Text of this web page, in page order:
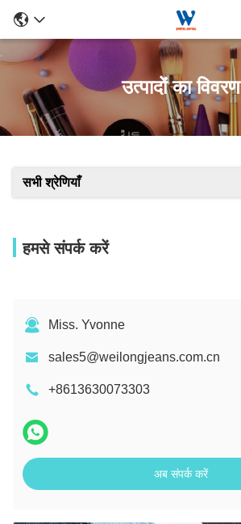
उत्पादों का विवरण
सभी श्रेणियाँ
हमसे संपर्क करें
Miss. Yvonne
sales5@weilongjeans.com.cn
+8613630073303
अब संपर्क करें